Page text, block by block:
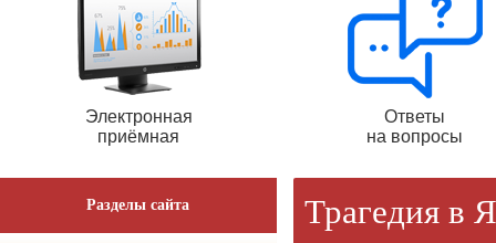
Электронная
приёмная
Ответы
на вопросы
Разделы сайта Трагедия в